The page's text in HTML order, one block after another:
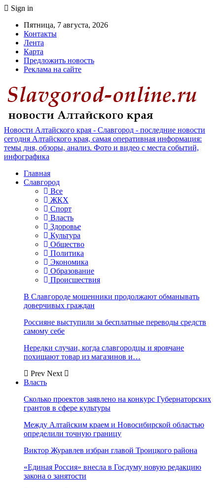
Sign in
Пятница, 7 августа, 2026
Контакты
Лента
Карта
Предложить новость
Реклама на сайте
Новости Алтайского края - Славгород - последние новости
сегодня Алтайского края, самая оперативная информация:
темы дня, обзоры, анализ. Фото и видео с места событий,
инфографика
Главная
Славгород
Все
ЖКХ
Спорт
Власть
Здоровье
Культура
Общество
Политика
Экономика
Образование
Происшествия
В Славгороде мошенники продолжают обманывать
доверчивых граждан
Россияне выступили за бесплатные переводы средств
самому себе
Нередки случаи, когда славгородцы и яровчане
похищают товар из магазинов и…
Prev Next
Власть
Сколько проектов заявлено на конкурс Губернаторских
грантов в сфере культуры
Между Алтайским краем и Новосибирской областью
определили точную границу
Виктор Журавлев избран главой Троицкого района
«Единая Россия» внесла в Госдуму новую редакцию
закона о занятости